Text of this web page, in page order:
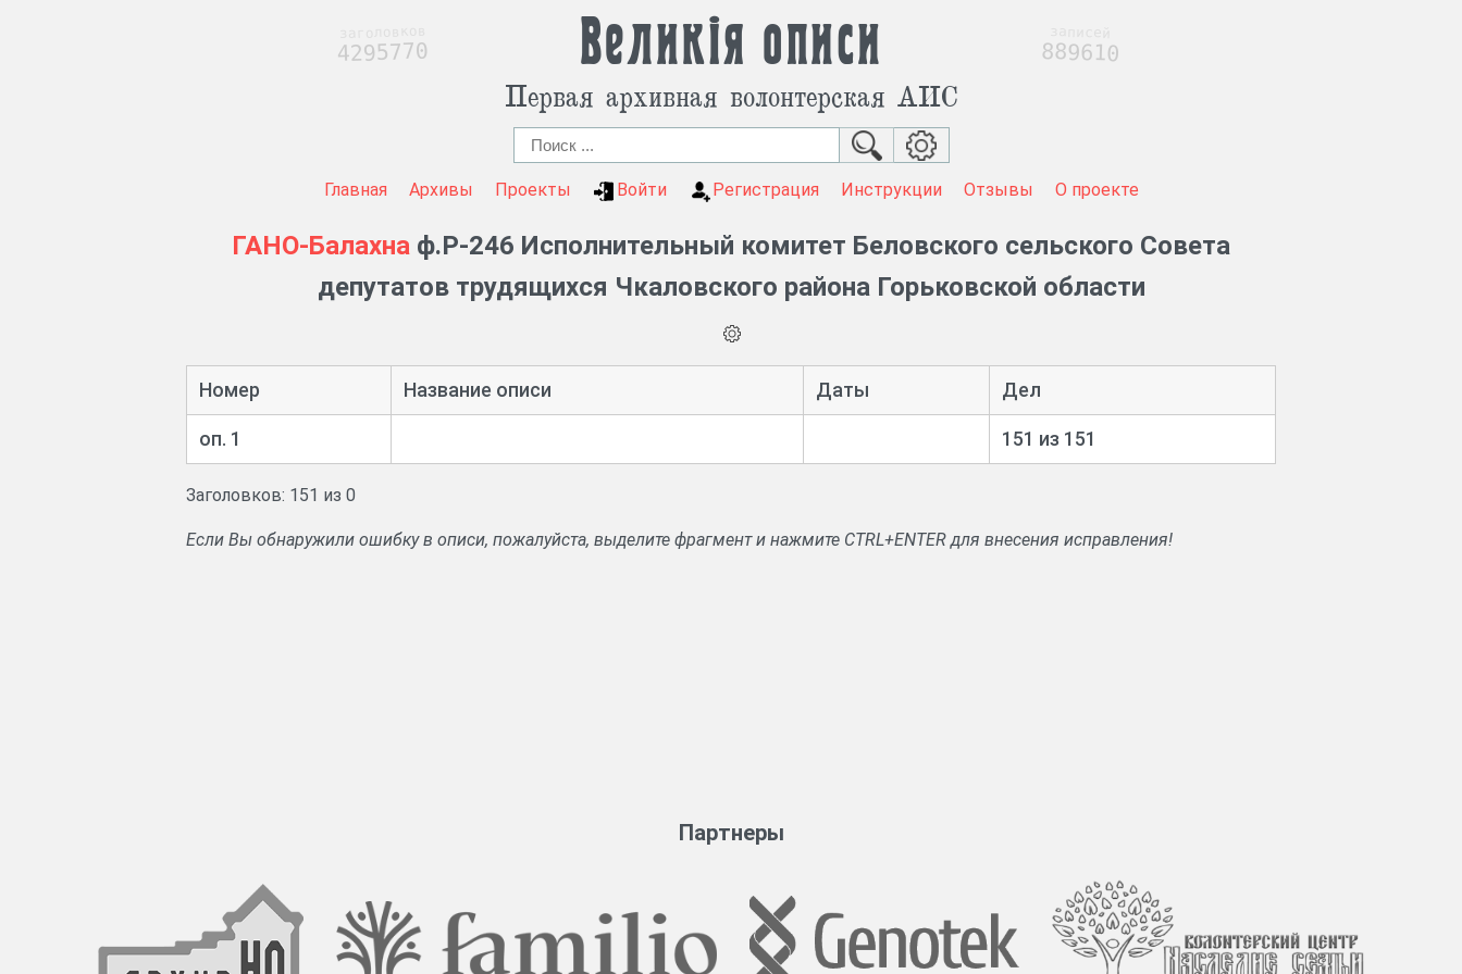
Великія описи
Первая архивная волонтерская АИС
Главная Архивы Проекты Войти Регистрация Инструкции Отзывы О проекте
ГАНО-Балахна ф.Р-246 Исполнительный комитет Беловского сельского Совета
депутатов трудящихся Чкаловского района Горьковской области
Номер Название описи Даты Дел
оп. 1 151 из 151
Заголовков: 151 из 0
Если Вы обнаружили ошибку в описи, пожалуйста, выделите фрагмент и нажмите CTRL+ENTER для внесения исправления!
Партнеры
4295770 889610